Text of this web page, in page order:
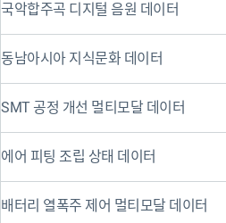
국악합주곡 디지털 음원 데이터
동남아시아 지식문화 데이터
SMT 공정 개선 멀티모달 데이터
에어 피팅 조립 상태 데이터
배터리 열폭주 제어 멀티모달 데이터